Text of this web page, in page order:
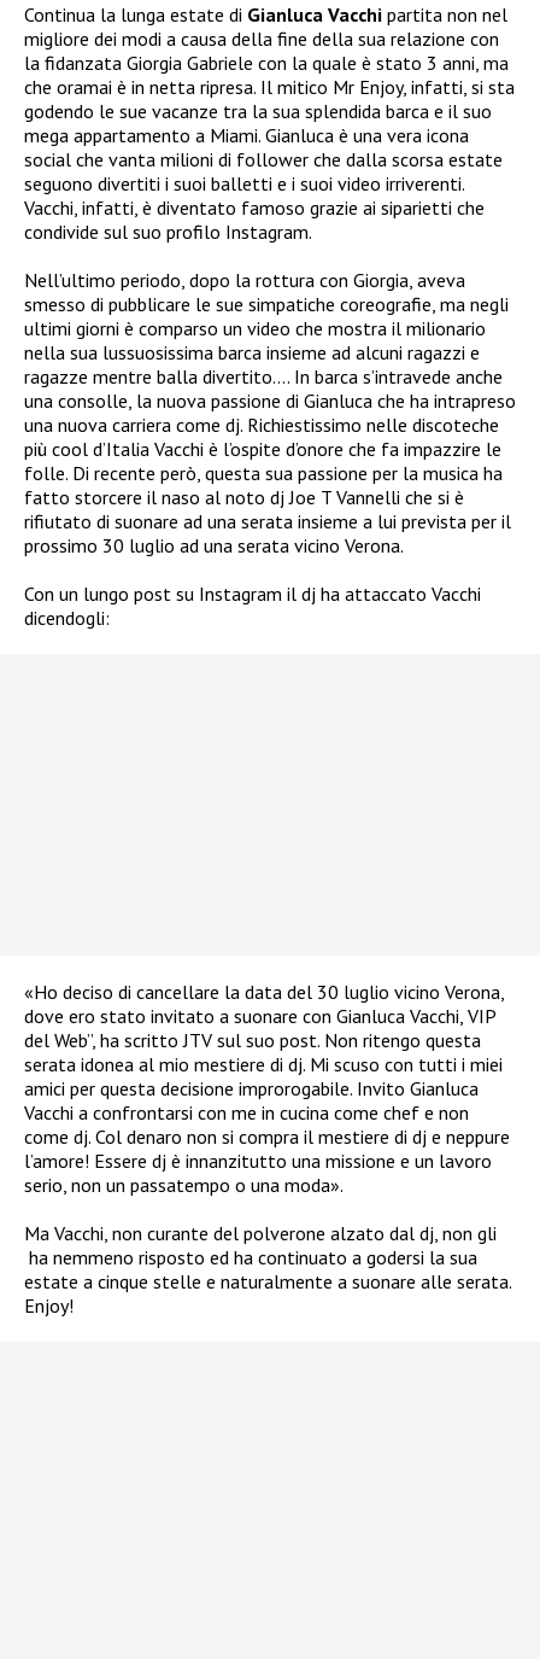
Continua la lunga estate di Gianluca Vacchi partita non nel
migliore dei modi a causa della fine della sua relazione con
la fidanzata Giorgia Gabriele con la quale è stato 3 anni, ma
che oramai è in netta ripresa. Il mitico Mr Enjoy, infatti, si sta
godendo le sue vacanze tra la sua splendida barca e il suo
mega appartamento a Miami. Gianluca è una vera icona
social che vanta milioni di follower che dalla scorsa estate
seguono divertiti i suoi balletti e i suoi video irriverenti.
Vacchi, infatti, è diventato famoso grazie ai siparietti che
condivide sul suo profilo Instagram.
Nell’ultimo periodo, dopo la rottura con Giorgia, aveva
smesso di pubblicare le sue simpatiche coreografie, ma negli
ultimi giorni è comparso un video che mostra il milionario
nella sua lussuosissima barca insieme ad alcuni ragazzi e
ragazze mentre balla divertito…. In barca s’intravede anche
una consolle, la nuova passione di Gianluca che ha intrapreso
una nuova carriera come dj. Richiestissimo nelle discoteche
più cool d’Italia Vacchi è l’ospite d’onore che fa impazzire le
folle. Di recente però, questa sua passione per la musica ha
fatto storcere il naso al noto djJoe T Vannelli che si è
rifiutato di suonare ad una serata insieme a lui prevista per il
prossimo 30 luglio ad una serata vicino Verona.
Con un lungo post su Instagram il dj ha attaccato Vacchi
dicendogli:
«Ho deciso di cancellare la data del 30 luglio vicino Verona,
dove ero stato invitato a suonare con Gianluca Vacchi, VIP
del Web”, ha scritto JTV sul suo post. Non ritengo questa
serata idonea al mio mestiere di dj. Mi scuso con tutti i miei
amici per questa decisione improrogabile. Invito Gianluca
Vacchi a confrontarsi con me in cucina come chef e non
come dj. Col denaro non si compra il mestiere di dj e neppure
l’amore! Essere dj è innanzitutto una missione e un lavoro
serio, non un passatempo o una moda».
Ma Vacchi, non curante del polverone alzato dal dj, non gli
ha nemmeno risposto ed ha continuato a godersi la sua
estate a cinque stelle e naturalmente a suonare alle serata.
Enjoy!